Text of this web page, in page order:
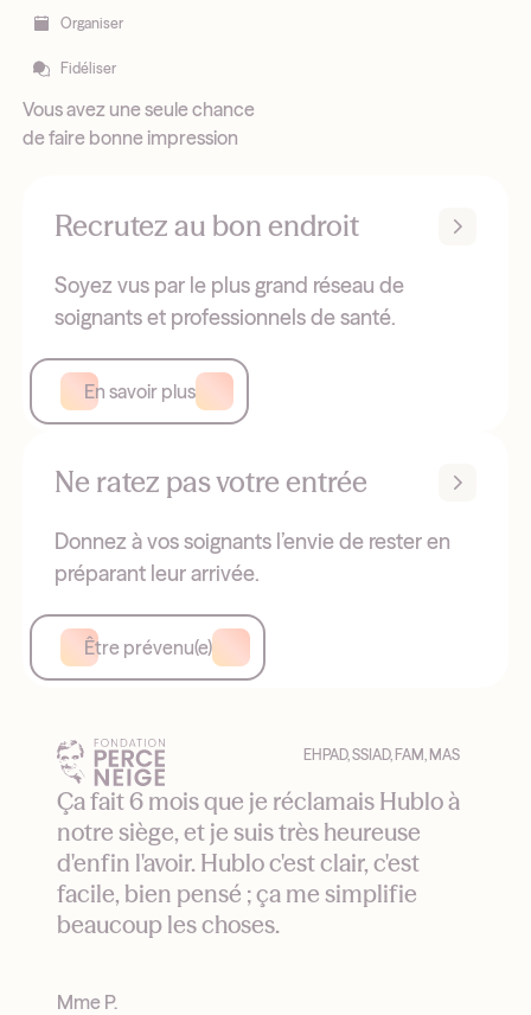
Organiser
Fidéliser
Vous avez une seule chance
de faire bonne impression
Recrutez au bon endroit
Soyez vus par le plus grand réseau de
soignants et professionnels de santé.
En savoir plus
Ne ratez pas votre entrée
Donnez à vos soignants l’envie de rester en
préparant leur arrivée.
Être prévenu(e)
EHPAD, SSIAD, FAM, MAS
Ça fait 6 mois que je réclamais Hublo à
notre siège, et je suis très heureuse
d'enfin l'avoir. Hublo c'est clair, c'est
facile, bien pensé ; ça me simplifie
beaucoup les choses.
Mme P.